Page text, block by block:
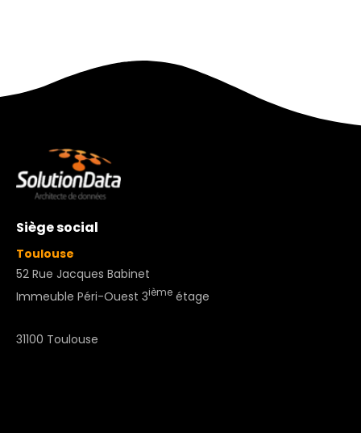
Siège social
Toulouse
52 Rue Jacques Babinet
Immeuble Péri-Ouest 3ième étage
31100 Toulouse